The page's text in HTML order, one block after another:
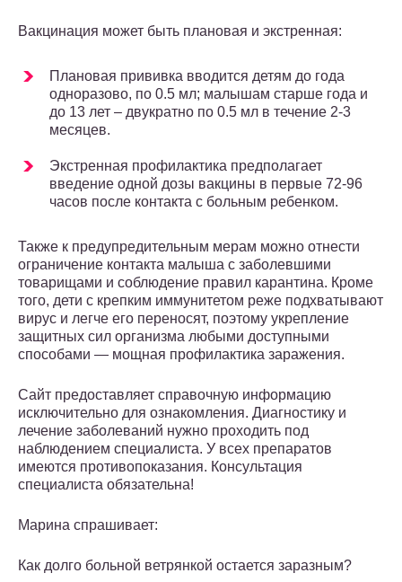
Вакцинация может быть плановая и экстренная:
Плановая прививка вводится детям до года
одноразово, по 0.5 мл; малышам старше года и
до 13 лет – двукратно по 0.5 мл в течение 2-3
месяцев.
Экстренная профилактика предполагает
введение одной дозы вакцины в первые 72-96
часов после контакта с больным ребенком.
Также к предупредительным мерам можно отнести
ограничение контакта малыша с заболевшими
товарищами и соблюдение правил карантина. Кроме
того, дети с крепким иммунитетом реже подхватывают
вирус и легче его переносят, поэтому укрепление
защитных сил организма любыми доступными
способами — мощная профилактика заражения.
Сайт предоставляет справочную информацию
исключительно для ознакомления. Диагностику и
лечение заболеваний нужно проходить под
наблюдением специалиста. У всех препаратов
имеются противопоказания. Консультация
специалиста обязательна!
Марина спрашивает:
Как долго больной ветрянкой остается заразным?